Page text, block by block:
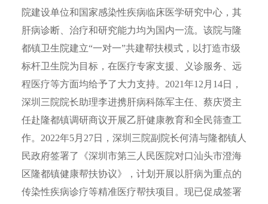
院建设单位和国家感染性疾病临床医学研究中心，其
肝病诊断、治疗和研究能力均为国内一流。该院与隆
都镇卫生院建立“一对一”共建帮扶模式，以打造市级
标杆卫生院为目标，在医疗专家支援、义诊服务、远
程医疗等方面均给予了大力支持。2021年12月14日，
深圳三院院长助理李进携肝病科陈军主任、蔡庆贤主
任赴隆都镇调研商议开展乙肝健康教育和全民筛查工
作。2022年5月27日，深圳三院副院长何清与隆都镇人
民政府签署了《深圳市第三人民医院对口汕头市澄海
区隆都镇健康帮扶协议》，计划开展以肝病为重点的
传染性疾病诊疗等精准医疗帮扶项目。现已促成签署